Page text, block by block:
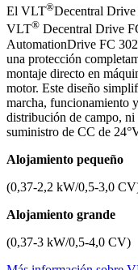
El VLT®Decentral Drive
VLT® Decentral Drive
AutomationDrive FC
una protección
montaje directo en
motor. Este diseño
marcha, funcionamiento
distribución de campo, ni
suministro de CC de
Alojamiento pequeño
(0,37-2,2 kW/0,5-3,0
Alojamiento grande
(0,37-3 kW/0,5-4,0 CV)